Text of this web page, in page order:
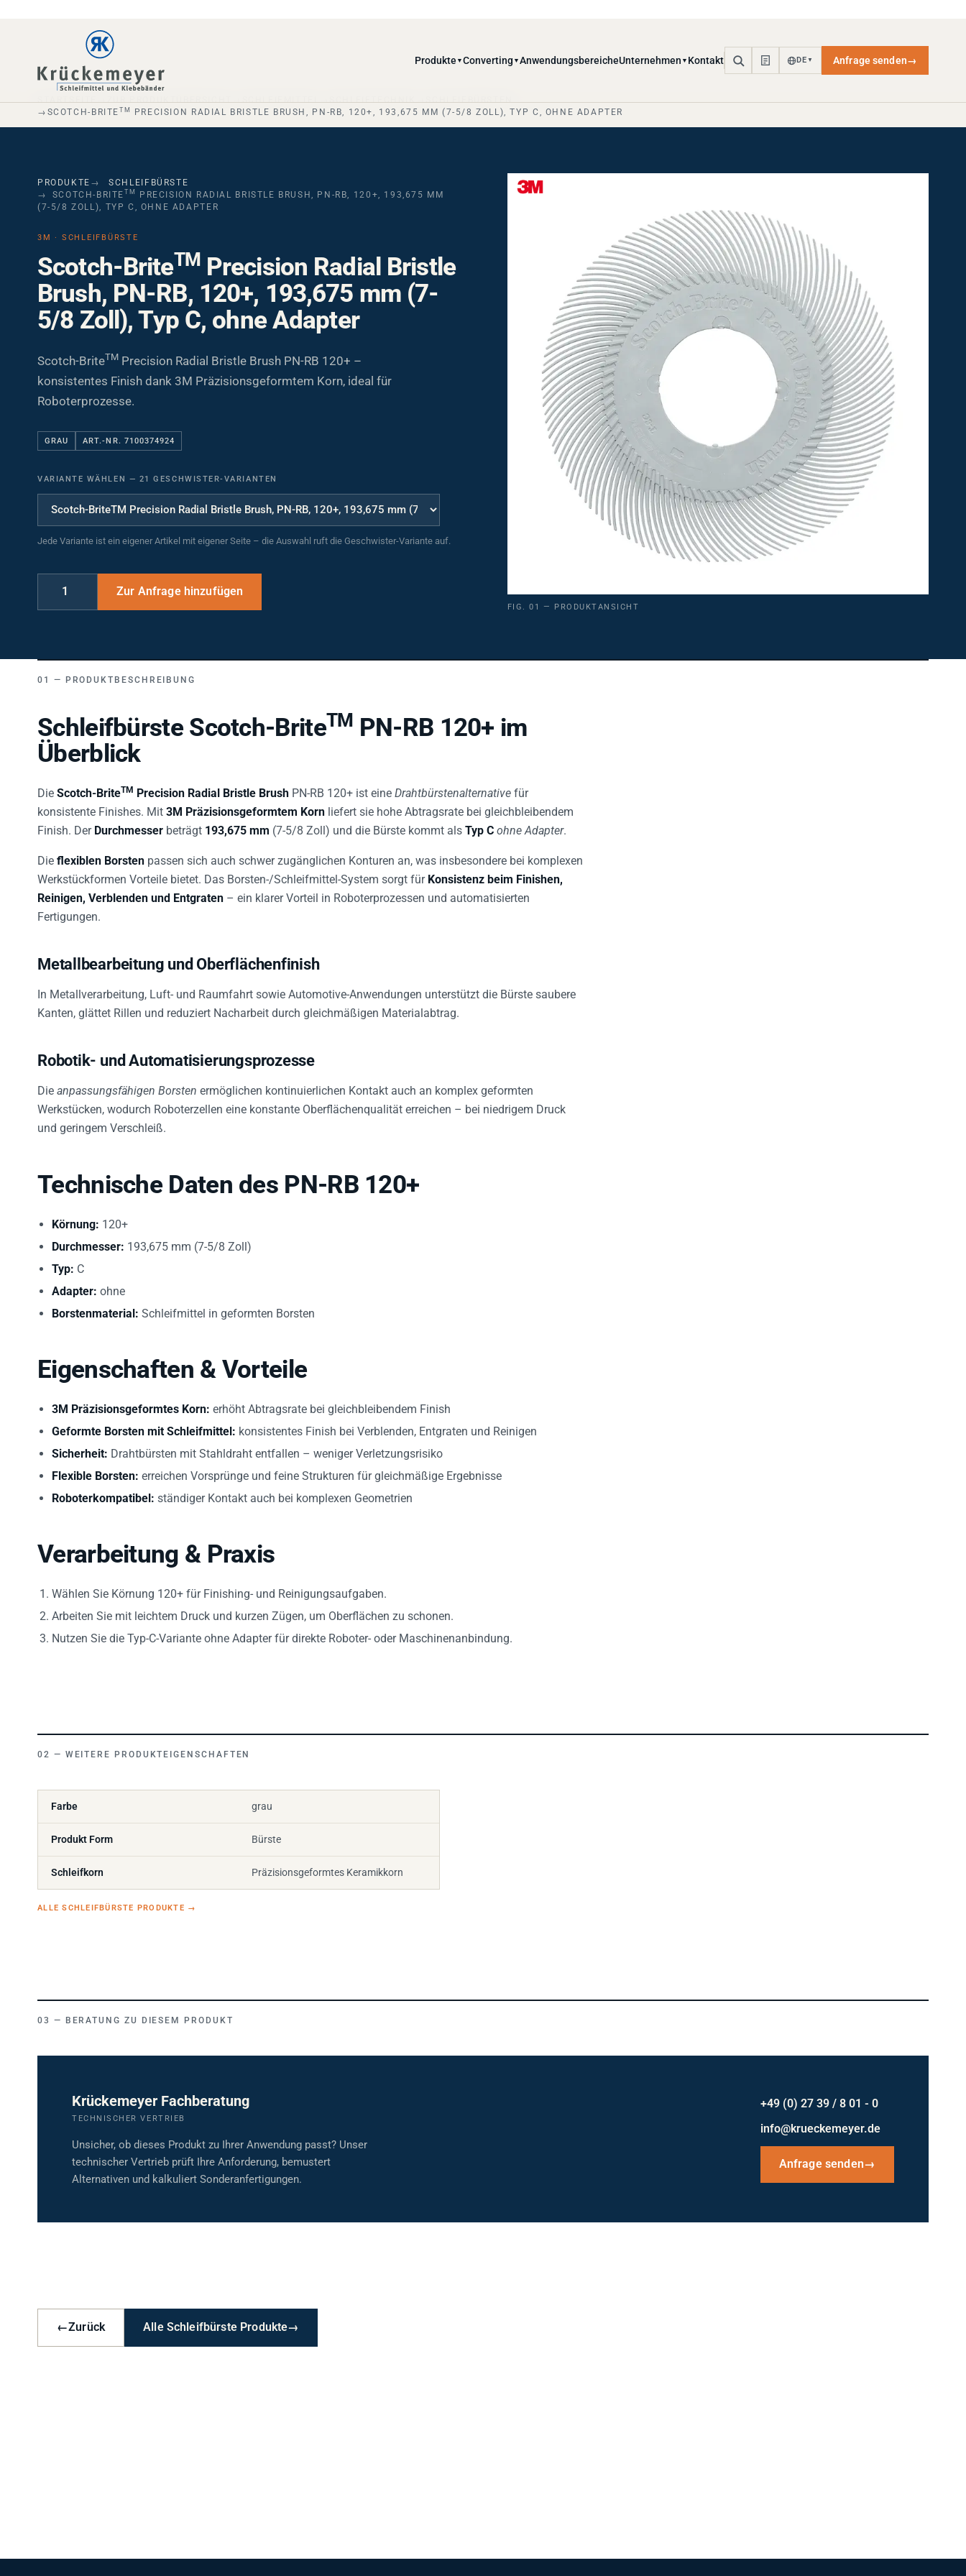
STARTSEITE ZUR PRODUKTÜBERSICHT SCHLEIFMITTEL SCHLEIFTECHNIK
SCHLEIFBÜRSTEN
SCOTCH-BRITE TM PRECISION RADIAL BRISTLE BRUSH, PN-RB, 120+, 193,675 MM (7-5/8 ZOLL), TYP C, OHNE ADAPTER
PRODUKTE
SCHLEIFBÜRSTE
SCOTCH-BRITE TM
PRECISION RADIAL BRISTLE BRUSH, PN-RB, 120+, 193,675 MM
(7-5/8 ZOLL), TYP C, OHNE ADAPTER
3M · SCHLEIFBÜRSTE
Scotch-BriteTMPrecision Radial Bristle
Brush, PN-RB, 120+, 193,675 mm (7-
5/8 Zoll), Typ C, ohne Adapter
Scotch-BriteTM Precision Radial Bristle Brush PN-RB 120+ –
konsistentes Finish dank 3M Präzisionsgeformtem Korn, ideal für
Roboterprozesse.
GRAU ART.-NR. 7100374924
VARIANTE WÄHLEN — 21 GESCHWISTER-VARIANTEN
Jede Variante ist ein eigener Artikel mit eigener Seite – die Auswahl ruft die Geschwister-Variante auf.
FIG. 01 — PRODUKTANSICHT
PRODUKTBESCHREIBUNG
Schleifbürste Scotch-BriteTM PN-RB 120+ im
Überblick
Die Scotch-BriteTM Precision Radial Bristle Brush PN-RB 120+ ist eine Drahtbürstenalternative für
konsistente Finishes. Mit 3M Präzisionsgeformtem Korn liefert sie hohe Abtragsrate bei gleichbleibendem
Finish. Der Durchmesser beträgt 193,675 mm (7-5/8 Zoll) und die Bürste kommt als Typ C ohne Adapter.
Die flexiblen Borsten passen sich auch schwer zugänglichen Konturen an, was insbesondere bei komplexen
Werkstückformen Vorteile bietet. Das Borsten-/Schleifmittel-System sorgt für Konsistenz beim Finishen,
Reinigen, Verblenden und Entgraten – ein klarer Vorteil in Roboterprozessen und automatisierten
Fertigungen.
Metallbearbeitung und Oberflächenfinish
In Metallverarbeitung, Luft- und Raumfahrt sowie Automotive-Anwendungen unterstützt die Bürste saubere
Kanten, glättet Rillen und reduziert Nacharbeit durch gleichmäßigen Materialabtrag.
Robotik- und Automatisierungsprozesse
Die anpassungsfähigen Borsten ermöglichen kontinuierlichen Kontakt auch an komplex geformten
Werkstücken, wodurch Roboterzellen eine konstante Oberflächenqualität erreichen – bei niedrigem Druck
und geringem Verschleiß.
Technische Daten des PN-RB 120+
Körnung: 120+
Durchmesser: 193,675 mm (7-5/8 Zoll)
Typ: C
Adapter: ohne
Borstenmaterial: Schleifmittel in geformten Borsten
Eigenschaften & Vorteile
3M Präzisionsgeformtes Korn: erhöht Abtragsrate bei gleichbleibendem Finish
Geformte Borsten mit Schleifmittel: konsistentes Finish bei Verblenden, Entgraten und Reinigen
Sicherheit: Drahtbürsten mit Stahldraht entfallen – weniger Verletzungsrisiko
Flexible Borsten: erreichen Vorsprünge und feine Strukturen für gleichmäßige Ergebnisse
Roboterkompatibel: ständiger Kontakt auch bei komplexen Geometrien
Verarbeitung & Praxis
Wählen Sie Körnung 120+ für Finishing- und Reinigungsaufgaben.
Arbeiten Sie mit leichtem Druck und kurzen Zügen, um Oberflächen zu schonen.
Nutzen Sie die Typ-C-Variante ohne Adapter für direkte Roboter- oder Maschinenanbindung.
WEITERE PRODUKTEIGENSCHAFTEN
Farbe grau
Produkt Form Bürste
Schleifkorn Präzisionsgeformtes Keramikkorn
ALLE SCHLEIFBÜRSTE PRODUKTE →
BERATUNG ZU DIESEM PRODUKT
Krückemeyer Fachberatung
TECHNISCHER VERTRIEB
Unsicher, ob dieses Produkt zu Ihrer Anwendung passt? Unser
technischer Vertrieb prüft Ihre Anforderung, bemustert
Alternativen und kalkuliert Sonderanfertigungen.
+49 (0) 27 39 / 8 01 - 0
info@krueckemeyer.de
Anfrage senden→
←Zurück Alle Schleifbürste Produkte→